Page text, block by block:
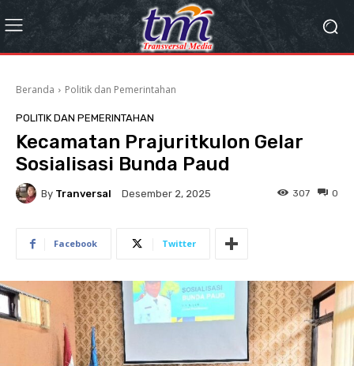
Beranda Politik dan Pemerintahan
POLITIK DAN PEMERINTAHAN
Kecamatan Prajuritkulon Gelar
Sosialisasi Bunda Paud
By Tranversal Desember 2, 2025 0
307
Facebook Twitter